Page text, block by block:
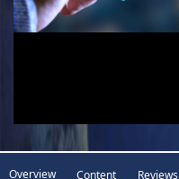
Overview Content Reviews